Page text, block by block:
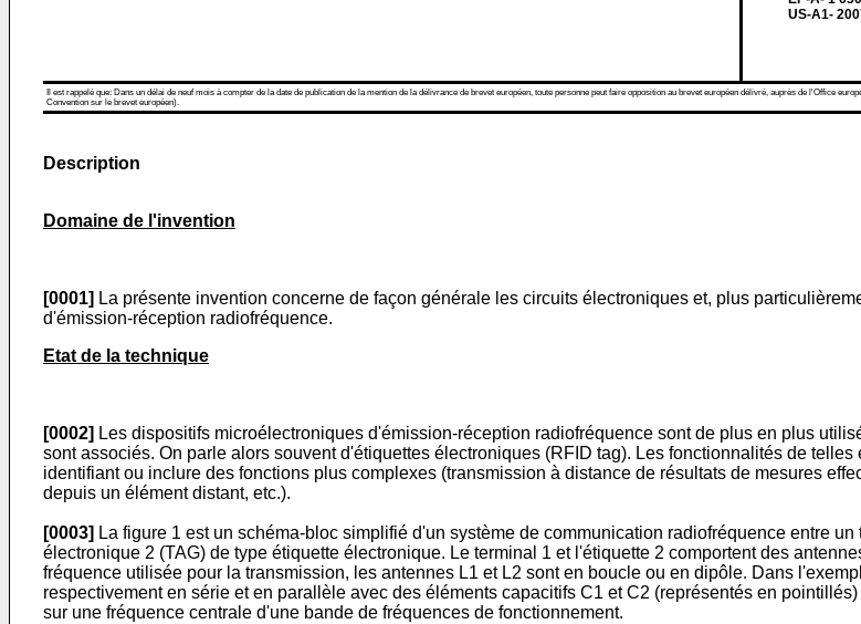
US-A1-
Il est rappelé que: Dans un délai de neuf mois à compter de la date de publication de la mention de la délivrance de brevet européen, toute personne peut faire opposition au brevet européen délivré, auprès de l'Office
Convention sur le brevet européen).
Description
Domaine de l'invention
[0001] La présente invention concerne de façon générale les circuits électroniques et, plus
d'émission-réception radiofréquence.
Etat de la technique
[0002] Les dispositifs microélectroniques d'émission-réception radiofréquence sont de plus en plus
sont associés. On parle alors souvent d'étiquettes électroniques (RFID tag). Les fonctionnalités de
identifiant ou inclure des fonctions plus complexes (transmission à distance de résultats de mesures
depuis un élément distant, etc.).
[0003] La figure 1 est un schéma-bloc simplifié d'un système de communication radiofréquence entre
électronique 2 (TAG) de type étiquette électronique. Le terminal 1 et l'étiquette 2 comportent des
fréquence utilisée pour la transmission, les antennes L1 et L2 sont en boucle ou en dipôle. Dans
respectivement en série et en parallèle avec des éléments capacitifs C1 et C2 (représentés en
sur une fréquence centrale d'une bande de fréquences de fonctionnement.